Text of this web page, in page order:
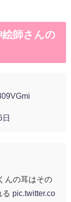
師さんの
んの耳はその
る pic.twitter.co